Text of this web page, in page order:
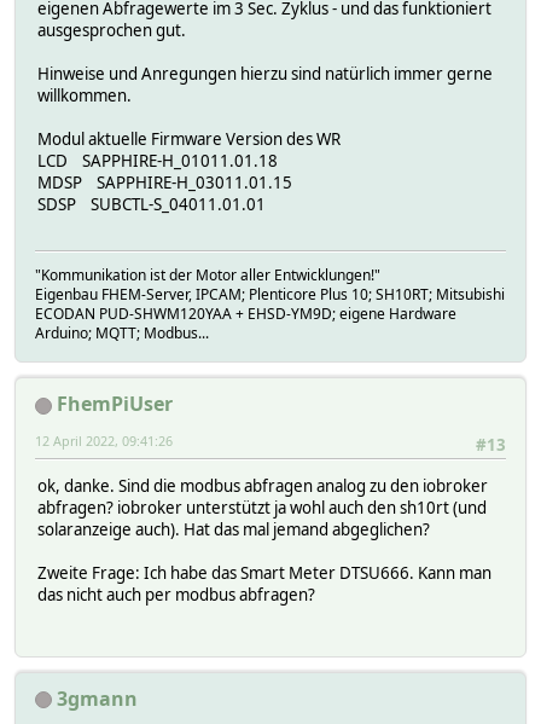
eigenen Abfragewerte im 3 Sec. Zyklus - und das funktioniert
ausgesprochen gut.
Hinweise und Anregungen hierzu sind natürlich immer gerne
willkommen.
Modul aktuelle Firmware Version des WR
LCD SAPPHIRE-H_01011.01.18
MDSP SAPPHIRE-H_03011.01.15
SDSP SUBCTL-S_04011.01.01
"Kommunikation ist der Motor aller Entwicklungen!"
Eigenbau FHEM-Server, IPCAM; Plenticore Plus 10; SH10RT; Mitsubishi
ECODAN PUD-SHWM120YAA + EHSD-YM9D; eigene Hardware
Arduino; MQTT; Modbus...
FhemPiUser
#13
12 April 2022, 09:41:26
ok, danke. Sind die modbus abfragen analog zu den iobroker
abfragen? iobroker unterstützt ja wohl auch den sh10rt (und
solaranzeige auch). Hat das mal jemand abgeglichen?
Zweite Frage: Ich habe das Smart Meter DTSU666. Kann man
das nicht auch per modbus abfragen?
3gmann